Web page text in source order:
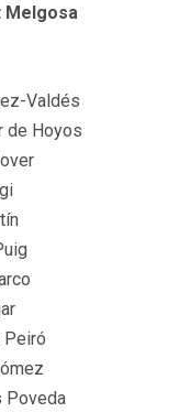
Melgosa
Valdés
de Hoyos
Peiró
Poveda